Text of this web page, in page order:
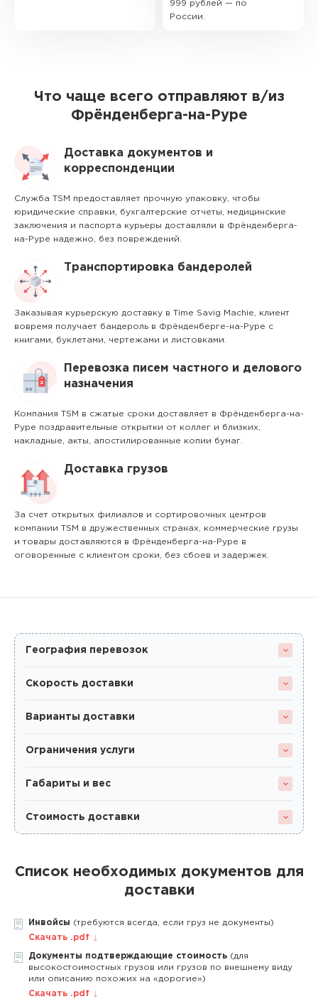
999 рублей — по
России.
Что чаще всего отправляют в/из
Фрёнденберга-на-Руре
Доставка документов и
корреспонденции
Служба TSM предоставляет прочную упаковку, чтобы
юридические справки, бухгалтерские отчеты, медицинские
заключения и паспорта курьеры доставляли в Фрёнденберга-
на-Руре надежно, без повреждений.
Транспортировка бандеролей
Заказывая курьерскую доставку в Time Savig Machie, клиент
вовремя получает бандероль в Фрёнденберге-на-Руре с
книгами, буклетами, чертежами и листовками.
Перевозка писем частного и делового
назначения
Компания TSM в сжатые сроки доставляет в Фрёнденберга-на-
Руре поздравительные открытки от коллег и близких,
накладные, акты, апостилированные копии бумаг.
Доставка грузов
За счет открытых филиалов и сортировочных центров
компании TSM в дружественных странах, коммерческие грузы
и товары доставляются в Фрёнденберга-на-Руре в
оговоренные с клиентом сроки, без сбоев и задержек.
География перевозок
Скорость доставки
Варианты доставки
Ограничения услуги
Габариты и вес
Стоимость доставки
Список необходимых документов для
доставки
Инвойсы (требуются всегда, если груз не документы)
Скачать .pdf
Документы подтверждающие стоимость (для
высокостоимостных грузов или грузов по внешнему виду
или описанию похожих на «дорогие»)
Скачать .pdf